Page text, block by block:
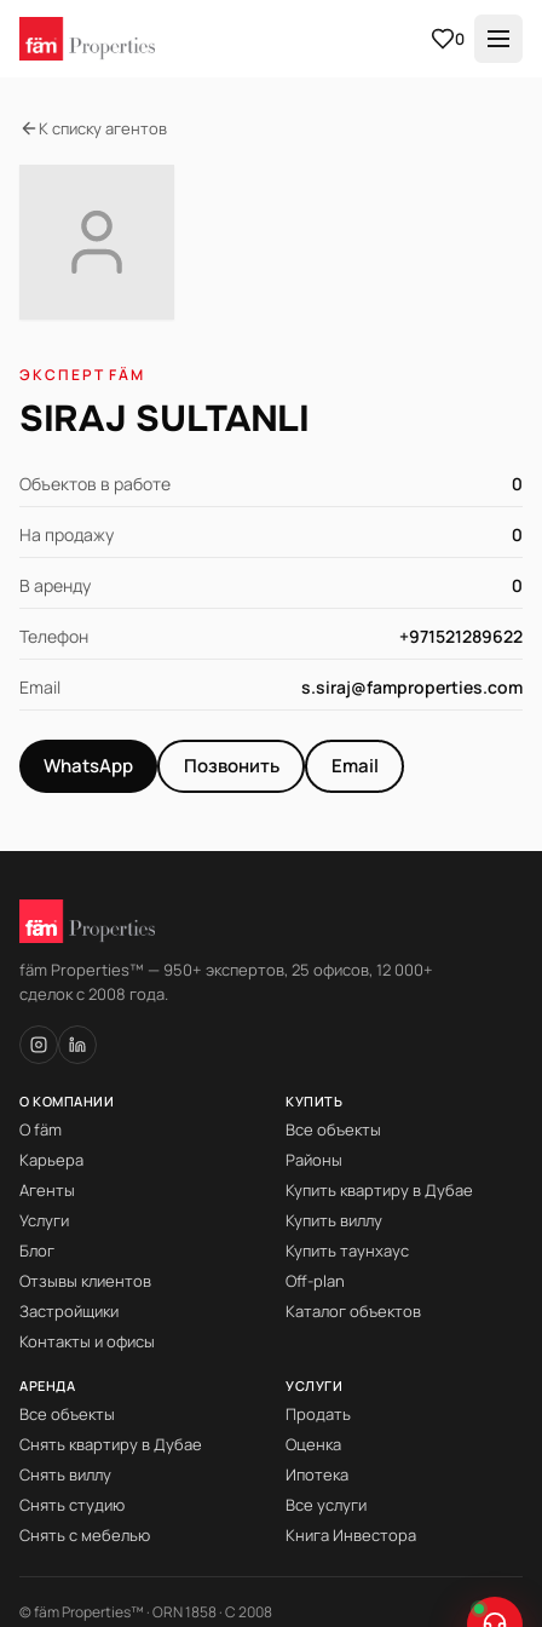
0
К списку агентов
ЭКСПЕРТ FÄM
SIRAJ SULTANLI
Объектов в работе 0
На продажу 0
В аренду 0
Телефон +971521289622
Email s.siraj@famproperties.com
WhatsApp Позвонить Email
fäm Properties™ — 950+ экспертов, 25 офисов, 12 000+
сделок с 2008 года.
О КОМПАНИИ
О fäm
Карьера
Агенты
Услуги
Блог
Отзывы клиентов
Застройщики
Контакты и офисы
КУПИТЬ
Все объекты
Районы
Купить квартиру в Дубае
Купить виллу
Купить таунхаус
Off-plan
Каталог объектов
АРЕНДА
Все объекты
Снять квартиру в Дубае
Снять виллу
Снять студию
Снять с мебелью
УСЛУГИ
Продать
Оценка
Ипотека
Все услуги
Книга Инвестора
© fäm Properties™ · ORN 1858 · С 2008